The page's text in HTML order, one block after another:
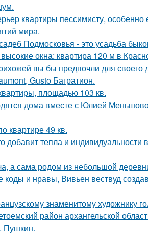
квартиры пессимисту,
мира.
Подмосковья - это усадьба
окна: квартира 120 м в
вы бы предпочли для
Gusto Багратион.
площадью 103 кв.
дома вместе с Юлией
квартире 49 кв.
добавит тепла и
а сама родом из небольшой
коды и нравы, Вивьен вествуд
знаменитому художнику
район архангельской
Пушкин.